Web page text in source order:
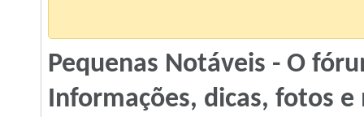
Pequenas Notáveis - O
Informações, dicas, fotos